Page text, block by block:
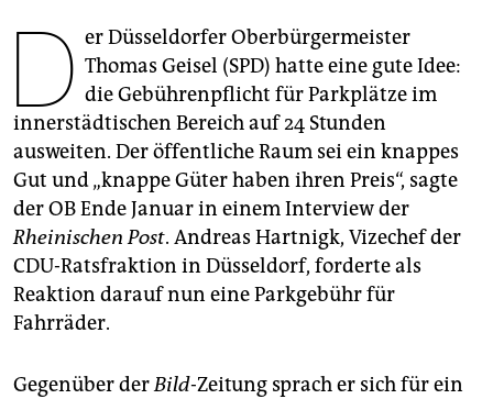
unterstützen
genossenschaft
epaper login
D er Düsseldorfer Oberbürgermeister
Thomas Geisel (SPD) hatte eine gute Idee:
die Gebührenpflicht für Parkplätze im
innerstädtischen Bereich auf 24 Stunden
ausweiten. Der öffentliche Raum sei ein knappes
Gut und „knappe Güter haben ihren Preis“, sagte
der OB Ende Januar in einem Interview der
Rheinischen Post. Andreas Hartnigk, Vize­chef der
CDU-Ratsfraktion in Düsseldorf, forderte als
Reaktion darauf nun eine Parkgebühr für
Fahrräder.
Gegenüber derBild-Zeitung sprach er sich für ein